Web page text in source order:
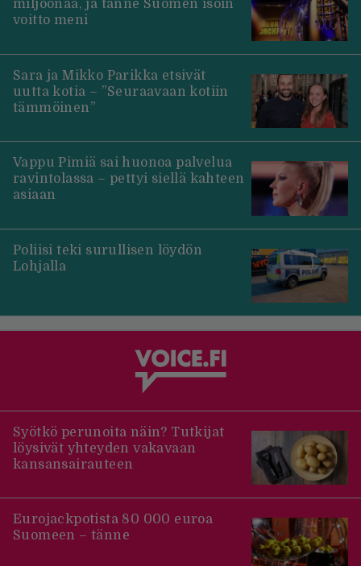
miljoonaa, ja tänne Suomen isoin
voitto meni
Sara ja Mikko Parikka etsivät
uutta kotia – ”Seuraavaan kotiin
tämmöinen”
Vappu Pimiä sai huonoa palvelua
ravintolassa – pettyi siellä kahteen
asiaan
Poliisi teki surullisen löydön
Lohjalla
Syötkö perunoita näin? Tutkijat
löysivät yhteyden vakavaan
kansansairauteen
Eurojackpotista 80 000 euroa
Suomeen – tänne